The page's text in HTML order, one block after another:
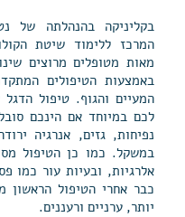
בקליניקה בהנהלתה של
המרכז ללימוד שיטת
מאות מטופלים מרוצים
באמצעות הטיפולים
המעיים והגוף. טיפול הדגל
לכם במיוחד אם הינכם
נפיחות, גזים, אנרגיה
במשקל. כמו כן הטיפול
אלרגיות, ובעיות עור כמו
כבר אחרי הטיפול הראשון
יותר, ערניים ורעננים.